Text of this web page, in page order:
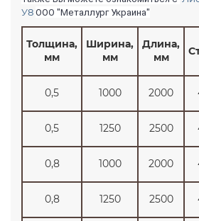
У8 ООО "Металлург Украина"
Толщина,
мм
Ширина,
мм
Длина,
мм
0,5 1000 2000
0,5 1250 2500
0,8 1000 2000
0,8 1250 2500